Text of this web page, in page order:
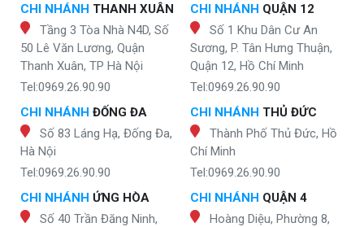
CHI NHÁNH THANH XUÂN
Tầng 3 Tòa Nhà N4D, Số
50 Lê Văn Lương, Quận
Thanh Xuân, TP Hà Nội
Tel:0969.26.90.90
CHI NHÁNH ĐỐNG ĐA
Số 83 Láng Hạ, Đống Đa,
Hà Nội
Tel:0969.26.90.90
CHI NHÁNH ỨNG HÒA
Số 40 Trần Đăng Ninh,
CHI NHÁNH QUẬN 12
Số 1 Khu Dân Cư An
Sương, P. Tân Hưng Thuận,
Quận 12, Hồ Chí Minh
Tel:0969.26.90.90
CHI NHÁNH THỦ ĐỨC
Thành Phố Thủ Đức, Hồ
Chí Minh
Tel:0969.26.90.90
CHI NHÁNH QUẬN 4
Hoàng Diệu, Phường 8,